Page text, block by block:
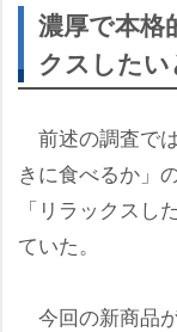
濃厚で本格
クスした
前述の調査で
きに食べるか」
「リラックスし
ていた。
今回の新商品